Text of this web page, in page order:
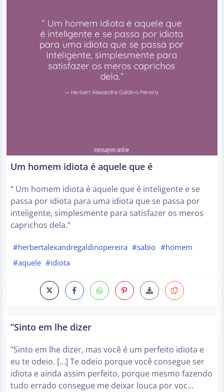
Um homem idiota é aquele que é
“ Um homem idiota é aquele que é inteligente e se
passa por idiota para uma idiota que se passa por
inteligente, simplesmente para satisfazer os meros
caprichos dela.”
#herbertalexandregaldinopereira #sabio #homem
#aquele #idiota
”Sinto em lhe dizer
”Sinto em lhe dizer, mas você é um perfeito idiota e
eu te odeio. […] Te odeio porque você consegue ser
idiota e ainda assim perfeito, porque mesmo fazendo
tudo errado consegue me deixar louca por voc…